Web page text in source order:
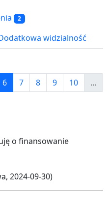
2
widzialność
6 7 8 9 10
...
o finansowanie
2024-09-30)